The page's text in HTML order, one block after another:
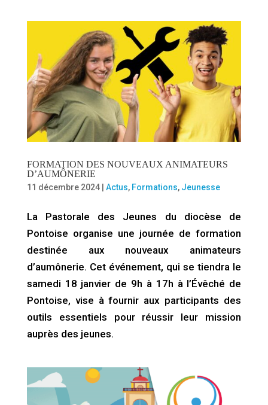
FORMATION DES NOUVEAUX ANIMATEURS
D’AUMÔNERIE
11 décembre 2024| Actus, Formations, Jeunesse
La Pastorale des Jeunes du diocèse de
Pontoise organise une journée de formation
destinée aux nouveaux animateurs
d’aumônerie. Cet événement, qui se tiendra le
samedi 18 janvier de 9h à 17h à l’Évêché de
Pontoise, vise à fournir aux participants des
outils essentiels pour réussir leur mission
auprès des jeunes.